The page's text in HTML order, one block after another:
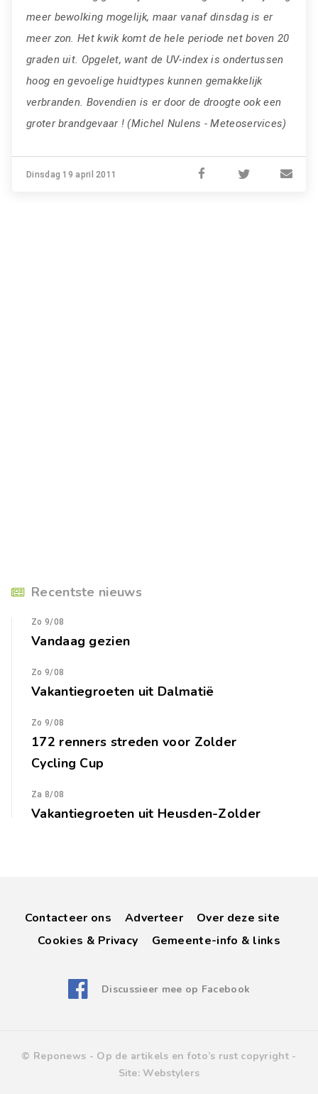
meer bewolking mogelijk, maar vanaf dinsdag is er
meer zon. Het kwik komt de hele periode net boven 20
graden uit. Opgelet, want de UV-index is ondertussen
hoog en gevoelige huidtypes kunnen gemakkelijk
verbranden. Bovendien is er door de droogte ook een
groter brandgevaar ! (Michel Nulens - Meteoservices)
Dinsdag 19 april 2011
Recentste nieuws
Zo 9/08
Vandaag gezien
Zo 9/08
Vakantiegroeten uit Dalmatië
Zo 9/08
172 renners streden voor Zolder
Cycling Cup
Za 8/08
Vakantiegroeten uit Heusden-Zolder
Contacteer ons Adverteer
Over deze site
Cookies & Privacy
Gemeente-info & links
Discussieer mee op Facebook
© Reponews - Op de artikels en foto’s rust copyright -
Site: Webstylers